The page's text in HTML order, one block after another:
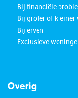
Bij financiële
Bij groter of kleiner
Bij erven
Exclusieve
Overig